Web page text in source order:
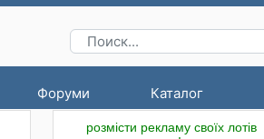
Форуми Каталог
розмісти рекламу своїх лотів